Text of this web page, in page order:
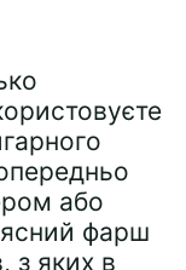
або
фарш
з яких в